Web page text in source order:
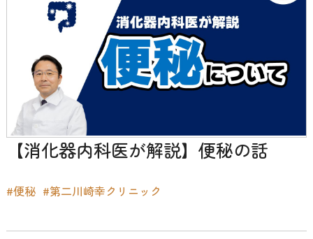
【消化器内科医が解説】便秘の話
#便秘 #第二川崎幸クリニック